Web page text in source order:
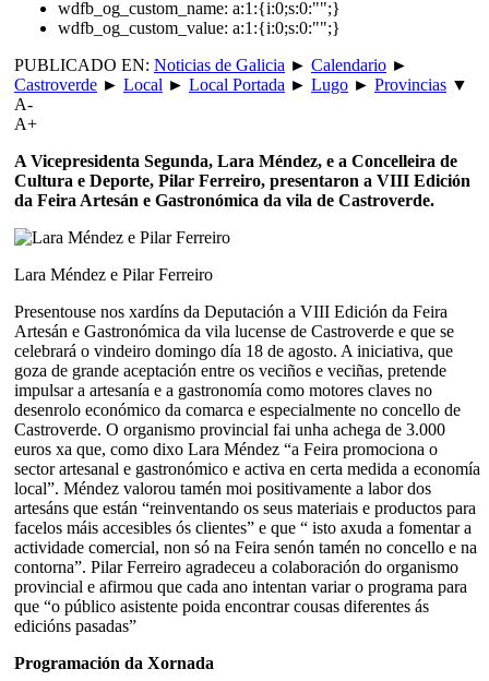
wdfb_og_custom_name: a:1:{i:0;s:0:"";}
wdfb_og_custom_value: a:1:{i:0;s:0:"";}
PUBLICADO EN: Noticias de Galicia ► Calendario ►
Castroverde ► Local ► Local Portada ► Lugo ► Provincias ▼
A-
A+
A Vicepresidenta Segunda, Lara Méndez, e a Concelleira de
Cultura e Deporte, Pilar Ferreiro, presentaron a VIII Edición
da Feira Artesán e Gastronómica da vila de Castroverde.
Lara Méndez e Pilar Ferreiro
Presentouse nos xardíns da Deputación a VIII Edición da Feira
Artesán e Gastronómica da vila lucense de Castroverde e que se
celebrará o vindeiro domingo día 18 de agosto. A iniciativa, que
goza de grande aceptación entre os veciños e veciñas, pretende
impulsar a artesanía e a gastronomía como motores claves no
desenrolo económico da comarca e especialmente no concello de
Castroverde. O organismo provincial fai unha achega de 3.000
euros xa que, como dixo Lara Méndez “a Feira promociona o
sector artesanal e gastronómico e activa en certa medida a economía
local”. Méndez valorou tamén moi positivamente a labor dos
artesáns que están “reinventando os seus materiais e productos para
facelos máis accesibles ós clientes” e que “ isto axuda a fomentar a
actividade comercial, non só na Feira senón tamén no concello e na
contorna”. Pilar Ferreiro agradeceu a colaboración do organismo
provincial e afirmou que cada ano intentan variar o programa para
que “o público asistente poida encontrar cousas diferentes ás
edicións pasadas”
Programación da Xornada